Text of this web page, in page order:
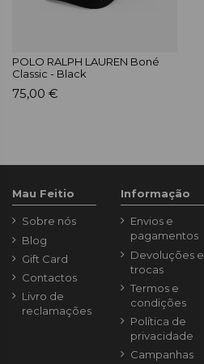
POLO RALPH LAUREN Boné
Classic - Black
75,00 €
Mau Feitio
Sobre nós
Blog
Gift Card
Contactos
Livro de
reclamações
Informação
Envios e
pagamentos
Devoluções e
trocas
Termos e
condições
Política de
privacidade
Campanhas